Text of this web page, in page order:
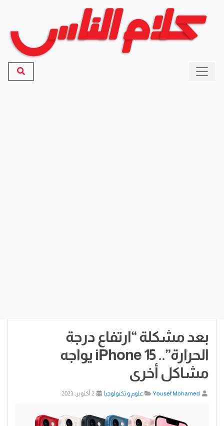
بعد مشكلة “ارتفاع درجة
الحرارة”.. iPhone 15 يواجه
مشاكل أخرى
Yousef Mohamed علوم و تكنولوجيا